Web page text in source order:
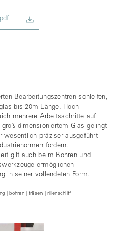
Bearbeitungszentren schleifen,
bis 20m Länge. Hoch
mehrere Arbeitsschritte auf
dimensioniertem Glas gelingt
wesentlich präziser ausgeführt
fordern.
gilt auch beim Bohren und
ermöglichen
in seiner vollendeten Form.
| bohren | fräsen | rillenschliff